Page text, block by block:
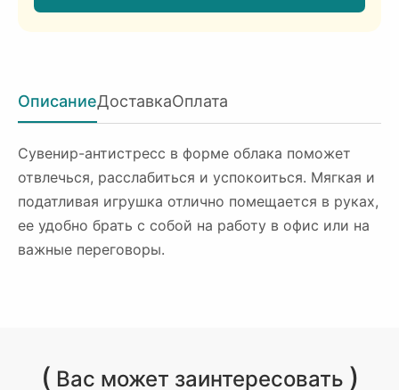
ОписаниеДоставкаОплата
Сувенир-антистресс в форме облака поможет
отвлечься, расслабиться и успокоиться. Мягкая и
податливая игрушка отлично помещается в руках,
ее удобно брать с собой на работу в офис или на
важные переговоры.
( Вас может заинтересовать )